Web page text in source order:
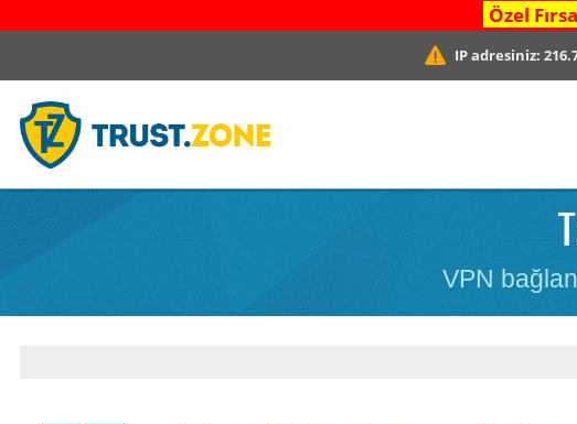
Özel
IP adresiniz:
VPN